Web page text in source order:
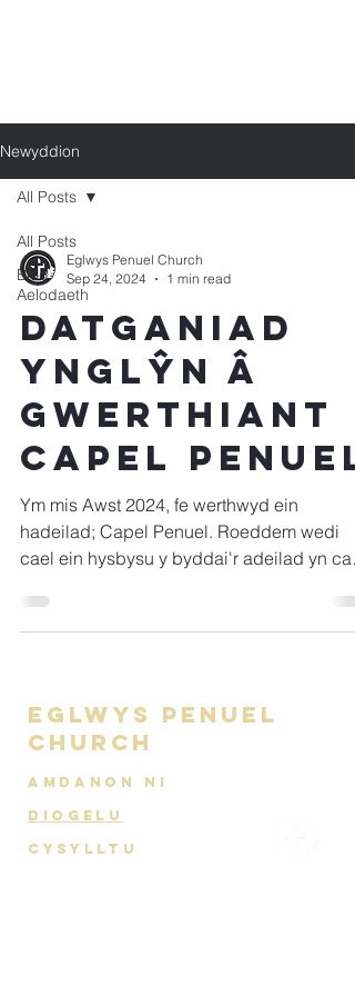
Newyddion
All Posts
Blog
Aelodaeth
All Posts
Eglwys Penuel Church
Sep 24, 2024
1 min read
Datganiad
ynglŷn â
gwerthiant
Capel Penuel
Ym mis Awst 2024, fe werthwyd ein
hadeilad; Capel Penuel. Roeddem wedi
cael ein hysbysu y byddai'r adeilad yn cael
Eglwys Penuel
Church
AMDANON NI
DIOGELU
Cysylltu